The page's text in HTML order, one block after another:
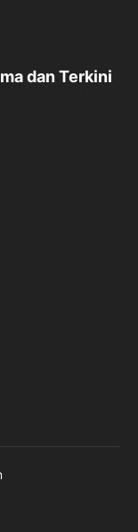
dan Terkini